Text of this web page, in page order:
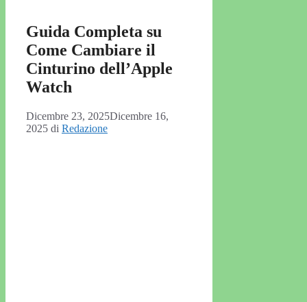
Guida Completa su
Come Cambiare il
Cinturino dell’Apple
Watch
Dicembre 23, 2025Dicembre 16,
2025 di Redazione